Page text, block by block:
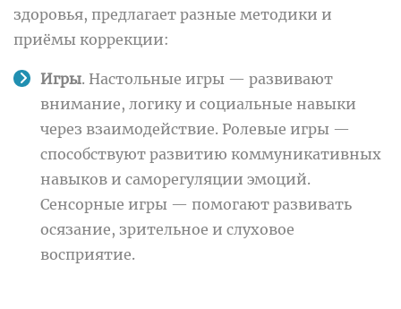
здоровья, предлагает разные методики и
приёмы коррекции:
Игры. Настольные игры — развивают
внимание, логику и социальные навыки
через взаимодействие. Ролевые игры —
способствуют развитию коммуникативных
навыков и саморегуляции эмоций.
Сенсорные игры — помогают развивать
осязание, зрительное и слуховое
восприятие.